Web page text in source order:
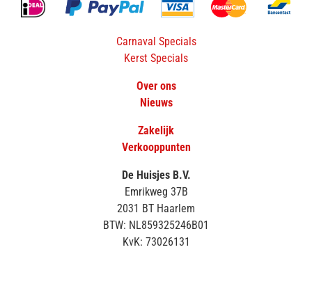
Carnaval Specials
Kerst Specials
Over ons
Nieuws
Zakelijk
Verkooppunten
De Huisjes B.V.
Emrikweg 37B
2031 BT Haarlem
BTW: NL859325246B01
KvK: 73026131